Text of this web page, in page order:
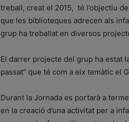
treball, creat el 2015, té l’objectiu
que les biblioteques adrecen als
grup ha treballat en diversos
El darrer projecte del grup ha estat
passat” que té com a eix temàtic el
Durant la Jornada es portarà a
en la creació d’una activitat per a